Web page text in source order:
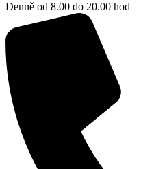
Denně od 8.00 do 20.00 hod